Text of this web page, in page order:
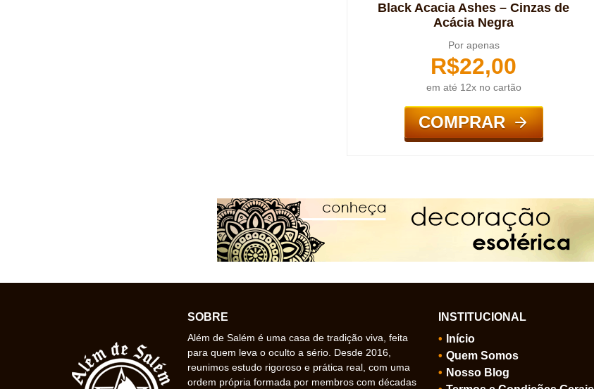
Black Acacia Ashes – Cinzas de
Acácia Negra
Por apenas
R$22,00
em até 12x no cartão
COMPRAR
SOBRE
Além de Salém é uma casa de tradição viva, feita
para quem leva o oculto a sério. Desde 2016,
reunimos estudo rigoroso e prática real, com uma
ordem própria formada por membros com décadas
INSTITUCIONAL
Início
Quem Somos
Nosso Blog